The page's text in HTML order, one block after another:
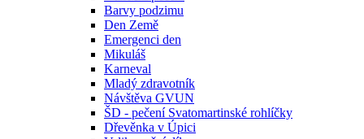
Barvy podzimu
Den Země
Emergenci den
Mikuláš
Karneval
Mladý zdravotník
Návštěva GVUN
ŠD - pečení Svatomartinské rohlíčky
Dřevěnka v Úpici